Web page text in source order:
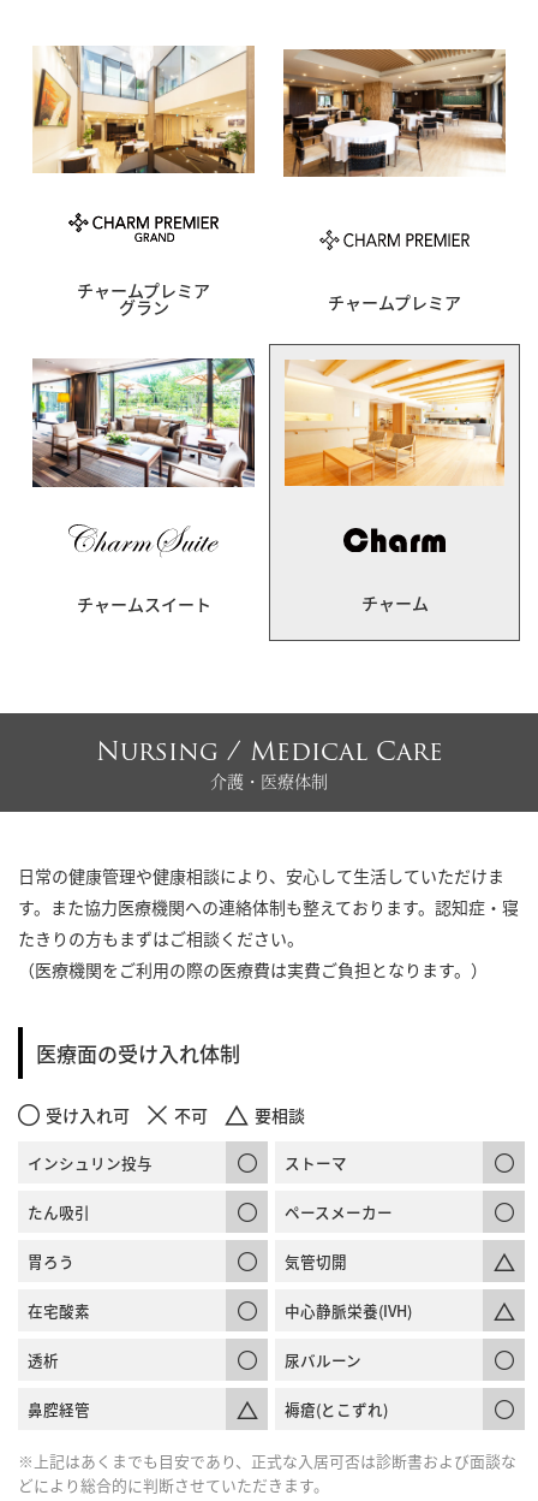
チャームプレミア
グラン チャームプレミア
チャームスイート チャーム
Nursing / Medical Care
介護・医療体制
日常の健康管理や健康相談により、安心して生活していただけま
す。また協力医療機関への連絡体制も整えております。認知症・寝
たきりの方もまずはご相談ください。
（医療機関をご利用の際の医療費は実費ご負担となります。）
医療面の受け入れ体制
受け入れ可 不可 要相談
インシュリン投与 ストーマ
たん吸引 ペースメーカー
胃ろう 気管切開
在宅酸素 中心静脈栄養(IVH)
透析 尿バルーン
鼻腔経管 褥瘡(とこずれ)
※上記はあくまでも目安であり、正式な入居可否は診断書および面談な
どにより総合的に判断させていただきます。